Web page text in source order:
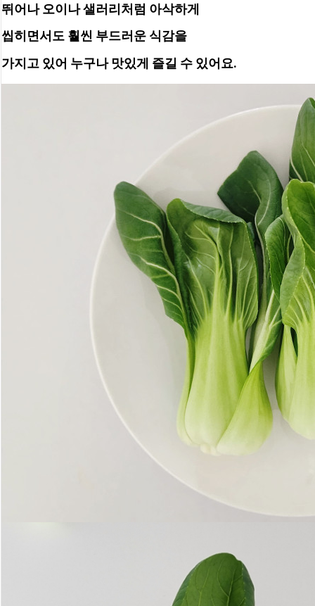
뛰어나 오이나 샐러리처럼 아삭하게
씹히면서도 훨씬 부드러운 식감을
가지고 있어 누구나 맛있게 즐길 수 있어요.